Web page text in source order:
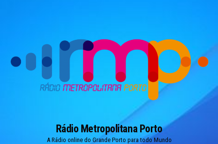
Rádio Metropolitana Porto
A Rádio online do Grande Porto para todo Mundo